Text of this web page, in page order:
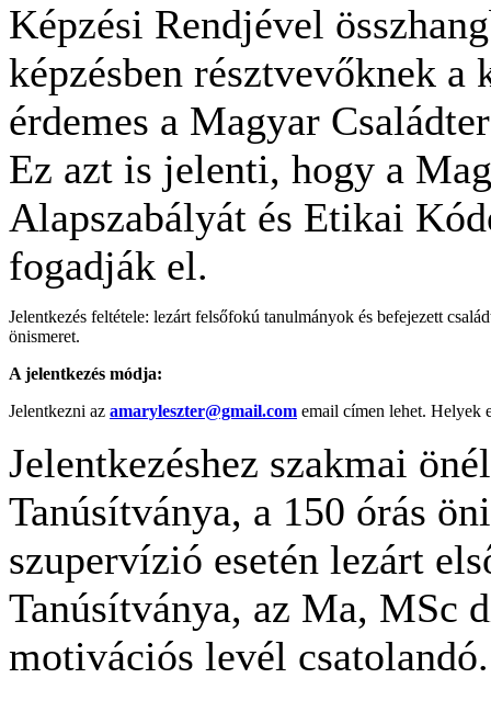
Képzési Rendjével
képzésben résztvevőknek
érdemes a Magyar
Ez azt is jelenti, hogy a
Alapszabályát és Etikai
fogadják el.
Jelentkezés feltétele: lezárt felsőfokú tanulmányok és befejezett
önismeret.
A jelentkezés módja:
Jelentkezni az amaryleszter@gmail.com email címen lehet. Helyek
Jelentkezéshez szakmai
Tanúsítványa, a 150 órás
szupervízió esetén lezárt
Tanúsítványa, az Ma, MSc
motivációs levél csatolandó.